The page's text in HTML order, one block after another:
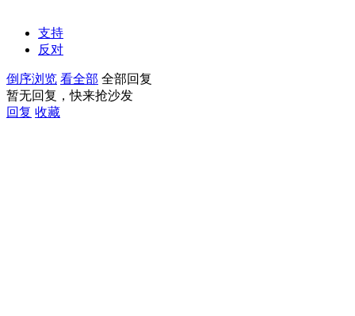
支持
反对
倒序浏览 看全部 全部回复
暂无回复，快来抢沙发
回复 收藏